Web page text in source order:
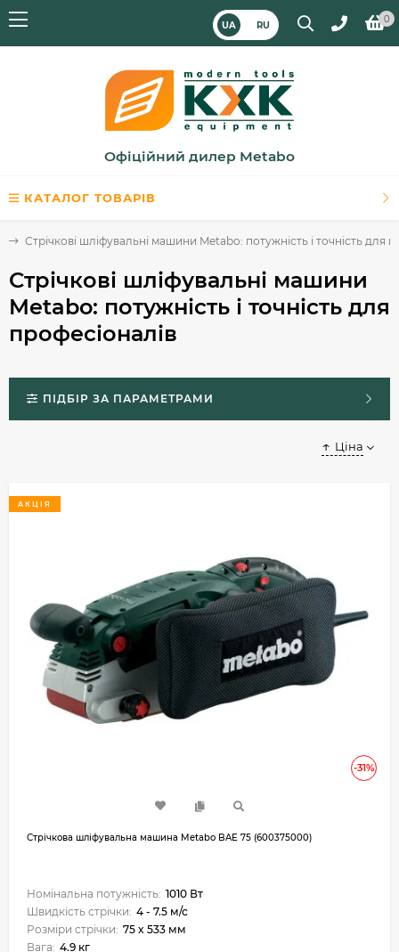
UA RU
0
Офіційний дилер Metabo
КАТАЛОГ ТОВАРІВ
Стрічкові шліфувальні машини Metabo: потужність і точність для
Стрічкові шліфувальні машини
Metabo: потужність і точність для
професіоналів
ПІДБІР ЗА ПАРАМЕТРАМИ
Ціна
-31%
АКЦІЯ
Стрічкова шліфувальна машина Metabo BAE 75 (600375000)
Номінальна потужність: 1010 Вт
Швидкість стрічки: 4 - 7.5 м/с
Розміри стрічки: 75 x 533 мм
Вага: 4.9 кг